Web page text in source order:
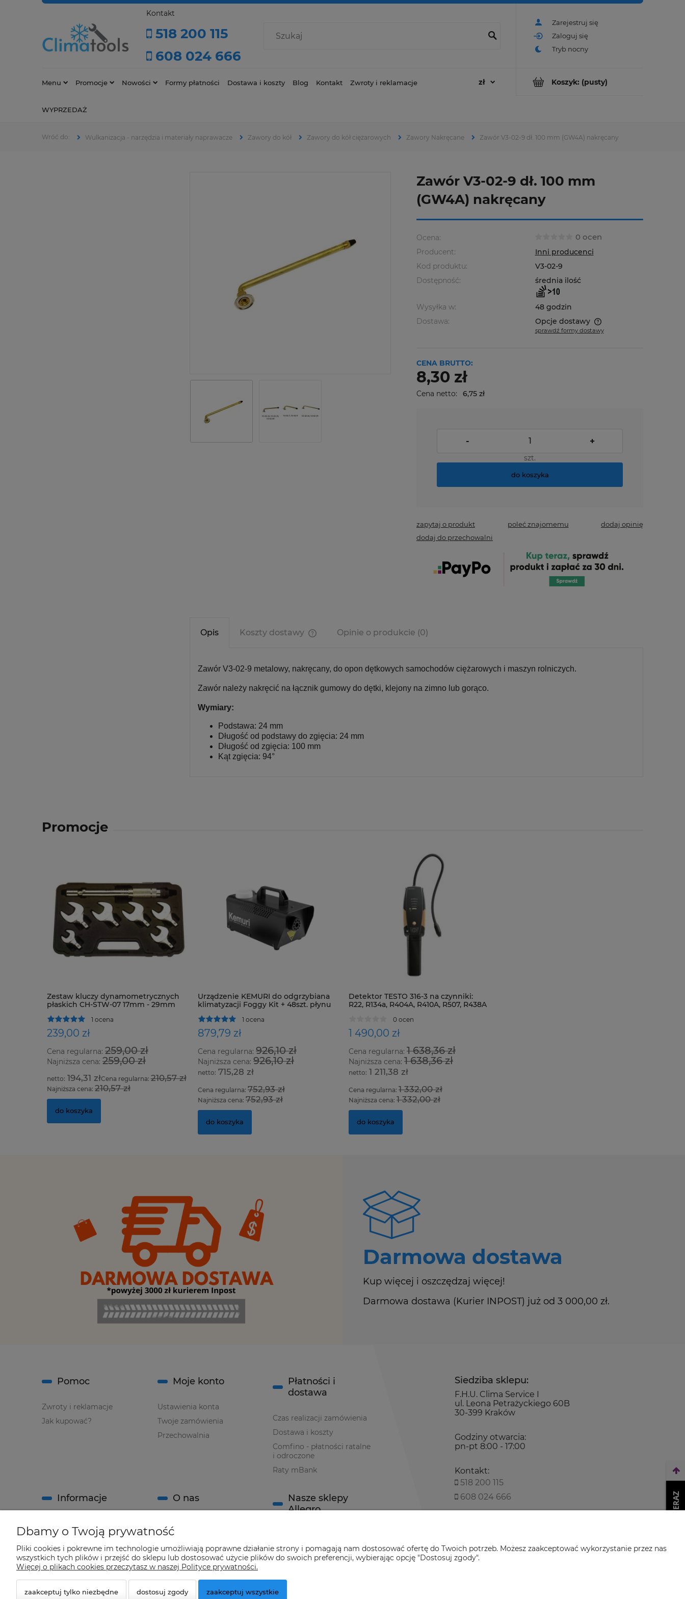
Zarejestruj się
Zaloguj się
Kontakt
518 200 115
608 024 666
Koszyk: (pusty)
Menu Promocje Nowości Formy płatności Dostawa i koszty Blog Kontakt Zwroty i reklamacje
WYPRZEDAŻ
Wulkanizacja - narzędzia i materiały naprawacze Zawory do kół Zawory do kół ciężarowych Zawory Nakręcane Zawór V3-02-9 dł. 100 mm (GW4A) nakręcany
Zawór V3-02-9 dł. 100 mm
(GW4A) nakręcany
Ocena: 0 ocen
Producent:
Inni producenci
Kod produktu:
V3-02-9
Dostępność:
średnia ilość
Wysyłka w:
48 godzin
Dostawa:
Opcje dostawy
sprawdź formy dostawy
CENA BRUTTO:
8,30 zł
Cena netto: 6,75 zł
- +
szt.
do koszyka
zapytaj o produkt poleć znajomemu
dodaj opinię
dodaj do przechowalni
Opis Koszty dostawy
kosztów płatności
Opinie o produkcie (0)
Zawór V3-02-9 metalowy, nakręcany, do opon dętkowych samochodów ciężarowych i maszyn rolniczych.
Zawór należy nakręcić na łącznik gumowy do dętki, klejony na zimno lub gorąco.
Wymiary:
Podstawa: 24 mm
Długość od podstawy do zgięcia: 24 mm
Długość od zgięcia: 100 mm
Kąt zgięcia: 94°
Promocje
Zestaw kluczy dynamometrycznych
płaskich CH-STW-07 17mm - 29mm
1 ocena
239,00 zł
Cena regularna: 259,00 zł
Najniższa cena: 259,00 zł
194,31 złCena regularna:210,57 zł
Najniższa cena: 210,57 zł
do koszyka
Urządzenie KEMURI do odgrzybiana
klimatyzacji Foggy Kit + 48szt. płynu
1 ocena
879,79 zł
Cena regularna: 926,10 zł
Najniższa cena: 926,10 zł
715,28 zł
Cena regularna: 752,93 zł
Najniższa cena: 752,93 zł
do koszyka
Detektor TESTO 316-3 na czynniki:
R22, R134a, R404A, R410A, R507, R438A
0 ocen
1 490,00 zł
Cena regularna: 1 638,36 zł
Najniższa cena: 1 638,36 zł
1 211,38 zł
Cena regularna: 1 332,00 zł
Najniższa cena: 1 332,00 zł
do koszyka
Darmowa dostawa
Kup więcej i oszczędzaj więcej!
Darmowa dostawa (Kurier INPOST) już od 3 000,00 zł.
Siedziba sklepu:
F.H.U. Clima Service I
ul. Leona Petrażyckiego 60B
30-399 Kraków
Godziny otwarcia:
pn-pt 8:00 - 17:00
Kontakt:
518 200 115
608 024 666
Pomoc
Zwroty i reklamacje
Jak kupować?
Moje konto
Ustawienia konta
Twoje zamówienia
Przechowalnia
Płatności i
dostawa
Czas realizacji zamówienia
Dostawa i koszty
Comfino - płatności ratalne
i odroczone
Raty mBank
Informacje
Polityka prywatności
System Rabatowy sklepu
"Climatools"
O nas
O firmie
Nasze sklepy
Allegro
Sklep Allegro nr 2
WEŹ LEASING TERAZ
Dbamy o Twoją prywatność
Pliki cookies i pokrewne im technologie umożliwiają poprawne działanie strony i pomagają nam dostosować ofertę do Twoich potrzeb. Możesz zaakceptować wykorzystanie przez nas
wszystkich tych plików i przejść do sklepu lub dostosować użycie plików do swoich preferencji, wybierając opcję "Dostosuj zgody".
Więcej o plikach cookies przeczytasz w naszej Polityce prywatności.
zaakceptuj tylko niezbędne dostosuj zgody zaakceptuj wszystkie